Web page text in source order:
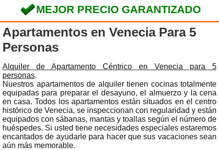
MEJOR PRECIO GARANTIZADO
Apartamentos en Venecia Para 5
Personas
Alquiler de Apartamento Céntrico en Venecia para 5
personas.
Nuestros apartamentos de alquiler tienen cocinas totalmente
equipadas para preparar el desayuno, el almuerzo y la cena
en casa. Todos los apartamentos están situados en el centro
histórico de Venecia, se inspeccionan con regularidad y están
equipados con sábanas, mantas y toallas según el número de
huéspedes. Si usted tiene necesidades especiales estaremos
encantados de ayudarle para hacer que sus vacaciones sean
aún más memorable.